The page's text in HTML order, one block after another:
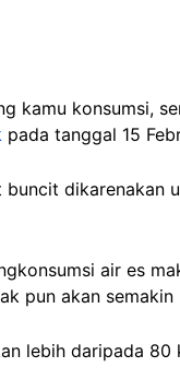
kamu konsumsi,
pada tanggal 15
dikarenakan
air es
pun akan
lebih daripada 80